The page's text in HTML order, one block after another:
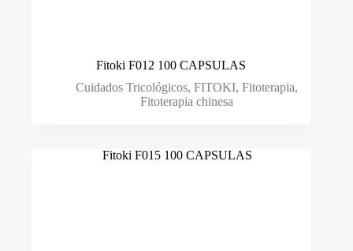
Fitoki F012 100 CAPSULAS
Cuidados Tricológicos,FITOKI,Fitoterapia,
Fitoterapia chinesa